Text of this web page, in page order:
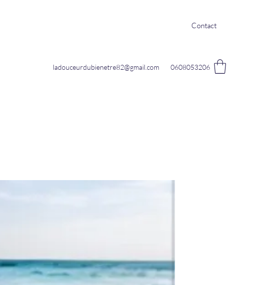
Contact
ladouceurdubienetre82@gmail.com 0608053206